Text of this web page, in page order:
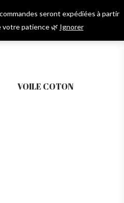
seront expédiées à partir
votre patience 🌿 Ignorer
account Menu
VOILE COTON